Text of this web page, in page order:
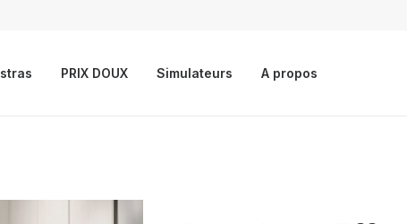
PRIX DOUX Simulateurs A propos